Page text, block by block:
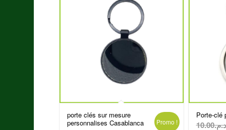
porte clés sur mesure
personnalises Casablanca
Promo !
Porte-clé
د.م.10.00